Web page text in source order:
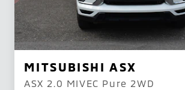
MITSUBISHI ASX
ASX 2.0 MIVEC Pure 2WD